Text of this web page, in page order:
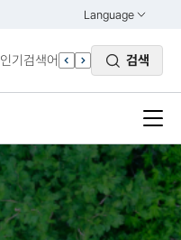
Language
열기
ENGLISH
인기검색어 검색